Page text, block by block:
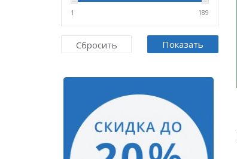
1 189
Сбросить Показать